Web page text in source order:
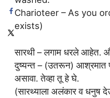
Charioteer – As you
exists)
सारथी – लगाम धरले आहेत.
दुष्यन्त – (उतरून) आश्रमात
असावा. तेव्हा तू हे घे.
(सारथ्याला अलंकार व धनुष